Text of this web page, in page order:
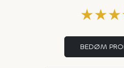
★★★
BEDØM